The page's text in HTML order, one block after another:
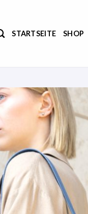
STARTSEITE SHOP